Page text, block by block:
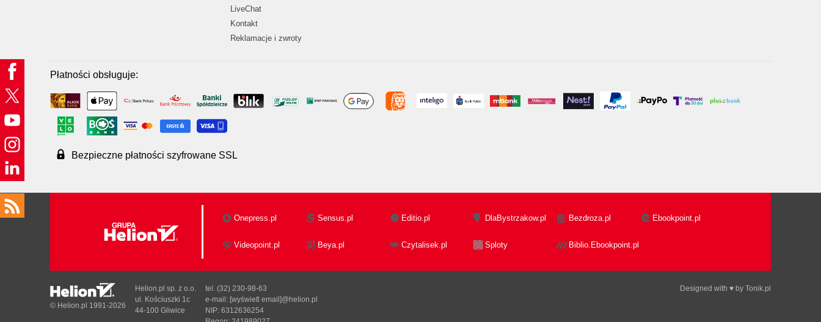
LiveChat
Kontakt
Reklamacje i zwroty
Płatności obsługuje:
Bezpieczne płatności szyfrowane SSL
Onepress.pl Sensus.pl Editio.pl DlaBystrzakow.pl Bezdroza.pl Ebookpoint.pl
Videopoint.pl Beya.pl Czytalisek.pl Sploty Biblio.Ebookpoint.pl
Designed with ♥ by Tonik.pl
© Helion.pl 1991-2026
Helion.pl sp. z o.o.
ul. Kościuszki 1c
44-100 Gliwice
tel. (32) 230-98-63
e-mail: [wyświetl email]@helion.pl
NIP: 6312636254